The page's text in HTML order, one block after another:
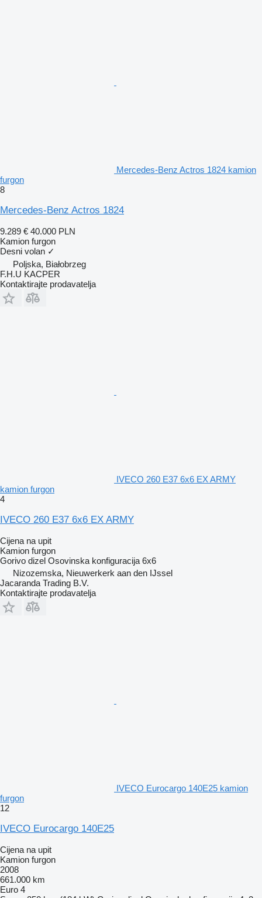
Mercedes-Benz Actros 1824 kamion
furgon
8
Mercedes-Benz Actros 1824
9.289 € 40.000 PLN
Kamion furgon
Desni volan ✓
Poljska, Białobrzeg
F.H.U KACPER
Kontaktirajte prodavatelja
IVECO 260 E37 6x6 EX ARMY
kamion furgon
4
IVECO 260 E37 6x6 EX ARMY
Cijena na upit
Kamion furgon
Gorivo dizel Osovinska konfiguracija 6x6
Nizozemska, Nieuwerkerk aan den IJssel
Jacaranda Trading B.V.
Kontaktirajte prodavatelja
IVECO Eurocargo 140E25 kamion
furgon
12
IVECO Eurocargo 140E25
Cijena na upit
Kamion furgon
2008
661.000 km
Euro 4